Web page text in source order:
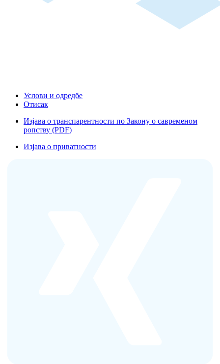
Услови и одредбе
Отисак
Изјава о транспарентности по Закону о савременом
ропству (PDF)
Изјава о приватности